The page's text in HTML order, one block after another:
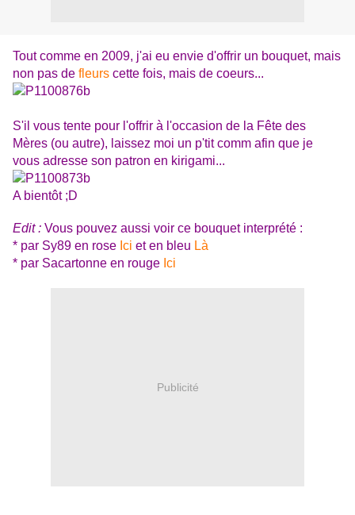
Tout comme en 2009, j'ai eu envie d'offrir un bouquet, mais
non pas de fleurs cette fois, mais de coeurs...
S'il vous tente pour l'offrir à l'occasion de la Fête des
Mères (ou autre), laissez moi un p'tit comm afin que je
vous adresse son patron en kirigami...
A bientôt ;D
Edit : Vous pouvez aussi voir ce bouquet interprété :
* par Sy89 en rose Ici et en bleu Là
* par Sacartonne en rouge Ici
Publicité